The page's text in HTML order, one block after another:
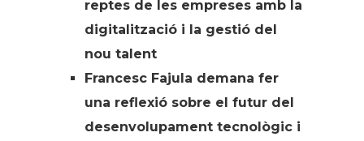
reptes de les empreses amb la
digitalització i la gestió del
nou talent
Francesc Fajula demana fer
una reflexió sobre el futur del
desenvolupament tecnològic i